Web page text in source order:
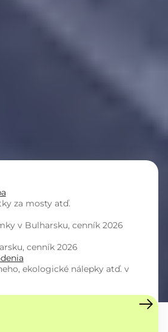
za mosty atď.
v Bulharsku, cenník 2026
cenník 2026
ekologické nálepky atď. v